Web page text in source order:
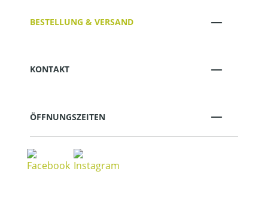
BESTELLUNG & VERSAND
KONTAKT
ÖFFNUNGSZEITEN